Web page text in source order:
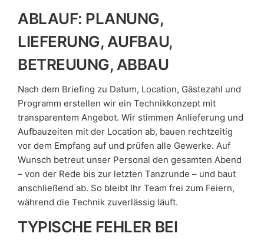
ABLAUF: PLANUNG,
LIEFERUNG, AUFBAU,
BETREUUNG, ABBAU
Nach dem Briefing zu Datum, Location, Gästezahl und
Programm erstellen wir ein Technikkonzept mit
transparentem Angebot. Wir stimmen Anlieferung und
Aufbauzeiten mit der Location ab, bauen rechtzeitig
vor dem Empfang auf und prüfen alle Gewerke. Auf
Wunsch betreut unser Personal den gesamten Abend
– von der Rede bis zur letzten Tanzrunde – und baut
anschließend ab. So bleibt Ihr Team frei zum Feiern,
während die Technik zuverlässig läuft.
TYPISCHE FEHLER BEI